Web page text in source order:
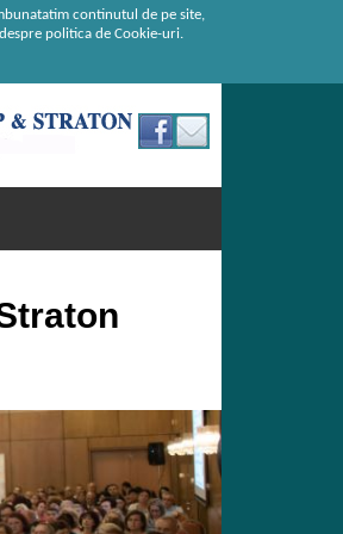
continutul de pe site,
politica de Cookie-uri.